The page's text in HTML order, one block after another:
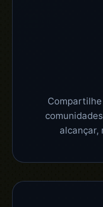
alcançar,